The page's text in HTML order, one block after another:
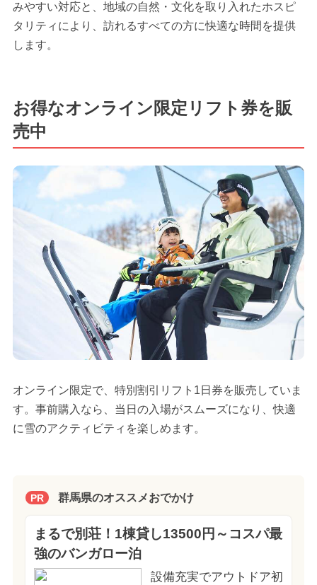
みやすい対応と、地域の自然・文化を取り入れたホスピ
タリティにより、訪れるすべての方に快適な時間を提供
します。
お得なオンライン限定リフト券を販
売中
オンライン限定で、特別割引リフト1日券を販売していま
す。事前購入なら、当日の入場がスムーズになり、快適
に雪のアクティビティを楽しめます。
PR 群馬県のオススメおでかけ
まるで別荘！1棟貸し13500円～コスパ最
強のバンガロー泊
設備充実でアウトドア初